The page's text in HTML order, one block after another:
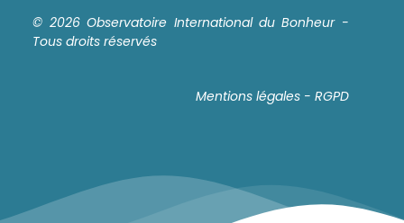
© 2026 Observatoire International du Bonheur -
Tous droits réservés
Mentions légales - RGPD